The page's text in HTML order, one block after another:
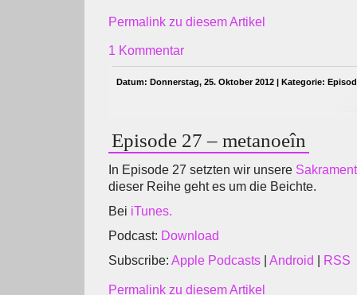
Permalink zu diesem Artikel
1 Kommentar
Datum: Donnerstag, 25. Oktober 2012 | Kategorie:
Episode 27 – metanoeîn
In Episode 27 setzten wir unsere
dieser Reihe geht es um die Beichte.
Bei iTunes.
Podcast: Download
Subscribe: Apple Podcasts Android RSS
Permalink zu diesem Artikel